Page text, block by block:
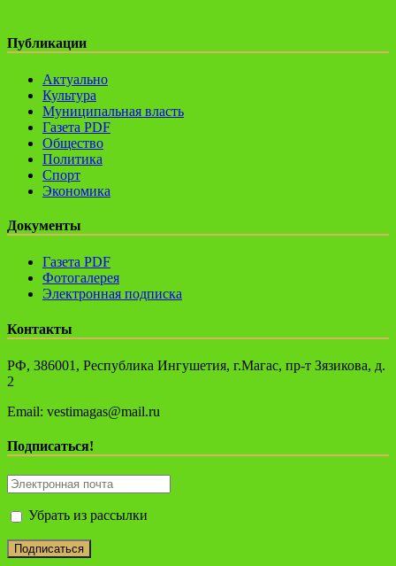
Публикации
Актуально
Культура
Муниципальная власть
Газета PDF
Общество
Политика
Спорт
Экономика
Документы
Газета PDF
Фотогалерея
Электронная подписка
Контакты
РФ, 386001, Республика Ингушетия, г.Магас, пр-т Зязикова, д.
2
Email: vestimagas@mail.ru
Подписаться!
Убрать из рассылки